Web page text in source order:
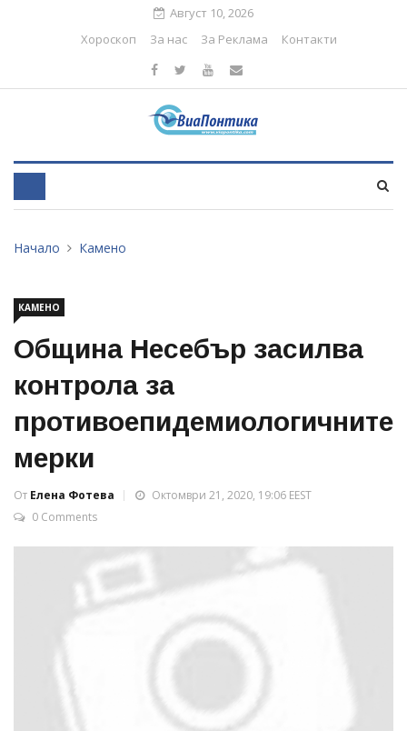
Август 10, 2026
Хороскоп
За нас За Реклама Контакти
Начало Камено
КАМЕНО
Община Несебър засилва
контрола за
противоепидемиологичните
мерки
От Елена Фотева
Октомври 21, 2020, 19:06 EEST
0 Comments